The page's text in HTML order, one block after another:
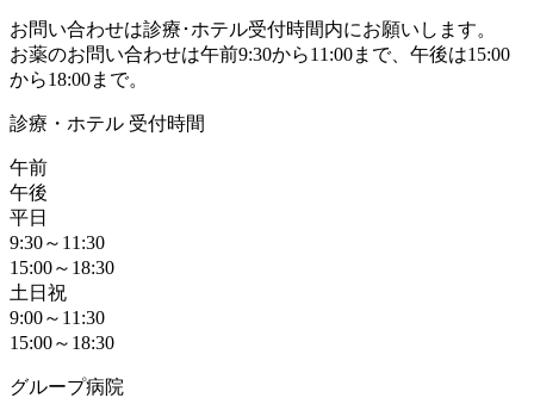
お問い合わせは診療･ホテル受付時間内にお願いします。
お薬のお問い合わせは午前9:30から11:00まで、午後は15:00
から18:00まで。
診療・ホテル 受付時間
午前
午後
平日
9:30～11:30
15:00～18:30
土日祝
9:00～11:30
15:00～18:30
グループ病院